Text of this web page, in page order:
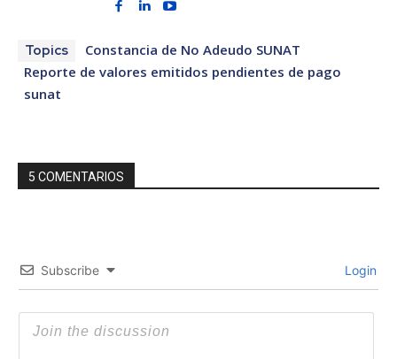
Topics
Constancia de No Adeudo SUNAT
Reporte de valores emitidos pendientes de pago
sunat
5 COMENTARIOS
Subscribe Login